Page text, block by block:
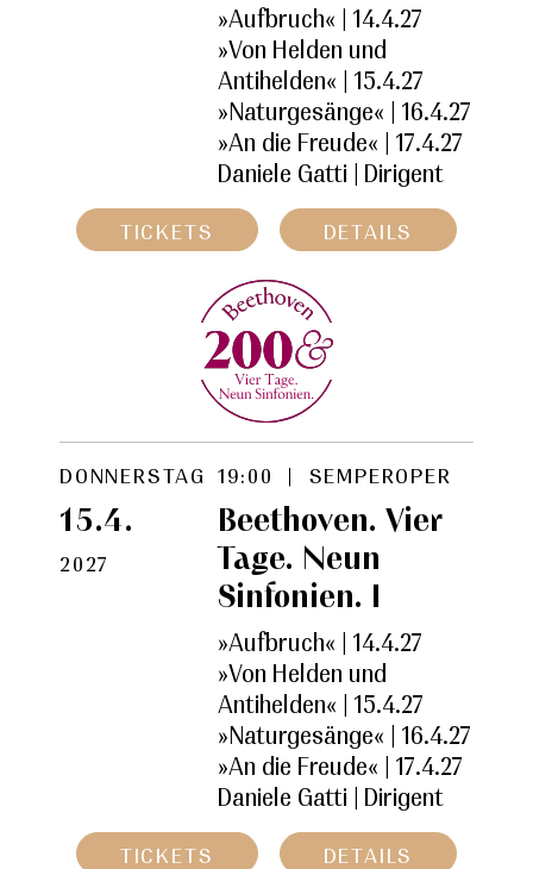
»Aufbruch« | 14.4.27
»Von Helden und
Antihelden« | 15.4.27
»Naturgesänge« | 16.4.27
»An die Freude« | 17.4.27
Daniele Gatti | Dirigent
TICKETS DETAILS
DONNERSTAG
15.4.
2027
19:00 | SEMPEROPER
Beethoven. Vier
Tage. Neun
Sinfonien. I
»Aufbruch« | 14.4.27
»Von Helden und
Antihelden« | 15.4.27
»Naturgesänge« | 16.4.27
»An die Freude« | 17.4.27
Daniele Gatti | Dirigent
TICKETS DETAILS